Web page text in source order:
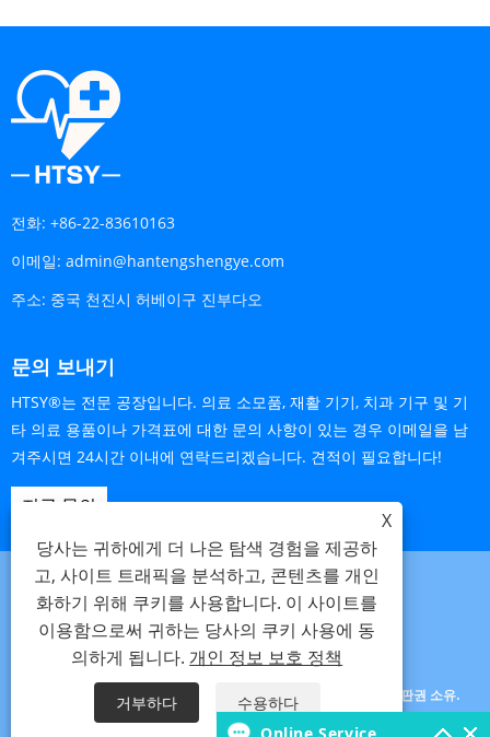
전화: +86-22-83610163
이메일: admin@hantengshengye.com
주소: 중국 천진시 허베이구 진부다오
문의 보내기
HTSY®는 전문 공장입니다. 의료 소모품, 재활 기기, 치과 기구 및 기
타 의료 용품이나 가격표에 대한 문의 사항이 있는 경우 이메일을 남
겨주시면 24시간 이내에 연락드리겠습니다. 견적이 필요합니다!
지금 문의
Sitemap RSS XML 개인 정보 보호 정책
저작권 © 2025 Tianjin Hanteng Shengye Technology Co., Ltd. 판권 소유.
X
당사는 귀하에게 더 나은 탐색 경험을 제공하
고, 사이트 트래픽을 분석하고, 콘텐츠를 개인
화하기 위해 쿠키를 사용합니다. 이 사이트를
이용함으로써 귀하는 당사의 쿠키 사용에 동
의하게 됩니다. 개인 정보 보호 정책
거부하다
수용하다